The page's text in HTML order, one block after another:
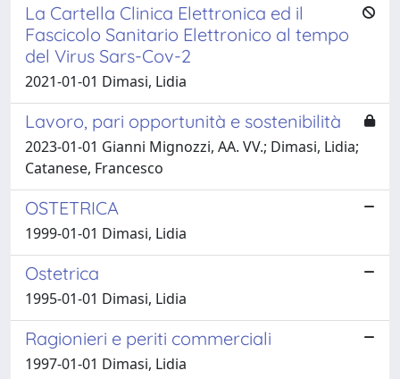
La Cartella Clinica Elettronica ed il
Fascicolo Sanitario Elettronico al tempo
del Virus Sars-Cov-2
2021-01-01 Dimasi, Lidia
Lavoro, pari opportunità e sostenibilità
2023-01-01 Gianni Mignozzi, AA. VV.; Dimasi, Lidia;
Catanese, Francesco
OSTETRICA
1999-01-01 Dimasi, Lidia
Ostetrica
1995-01-01 Dimasi, Lidia
Ragionieri e periti commerciali
1997-01-01 Dimasi, Lidia